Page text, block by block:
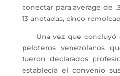
conectar para average de
13 anotadas, cinco
Una vez que concluyó
peloteros venezolanos
fueron declarados
establecía el convenio